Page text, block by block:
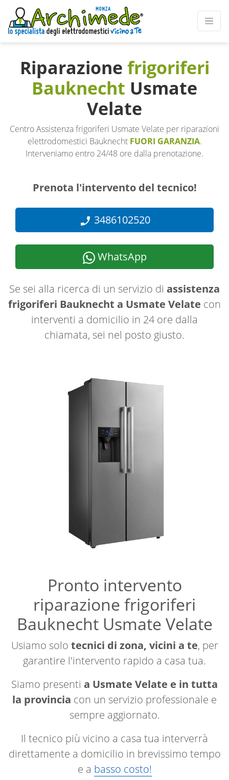
Riparazione frigoriferi
Bauknecht Usmate
Velate
Centro Assistenza frigoriferi Usmate Velate per riparazioni
elettrodomestici Bauknecht FUORI GARANZIA.
Interveniamo entro 24/48 ore dalla prenotazione.
Prenota l'intervento del tecnico!
3486102520
WhatsApp
Se sei alla ricerca di un servizio di assistenza
frigoriferi Bauknecht a Usmate Velate con
interventi a domicilio in 24 ore dalla
chiamata, sei nel posto giusto.
Pronto intervento
riparazione frigoriferi
Bauknecht Usmate Velate
Usiamo solo tecnici di zona, vicini a te, per
garantire l'intervento rapido a casa tua.
Siamo presenti a Usmate Velate e in tutta
la provincia con un servizio professionale e
sempre aggiornato.
Il tecnico più vicino a casa tua interverrà
direttamente a domicilio in brevissimo tempo
e a basso costo!